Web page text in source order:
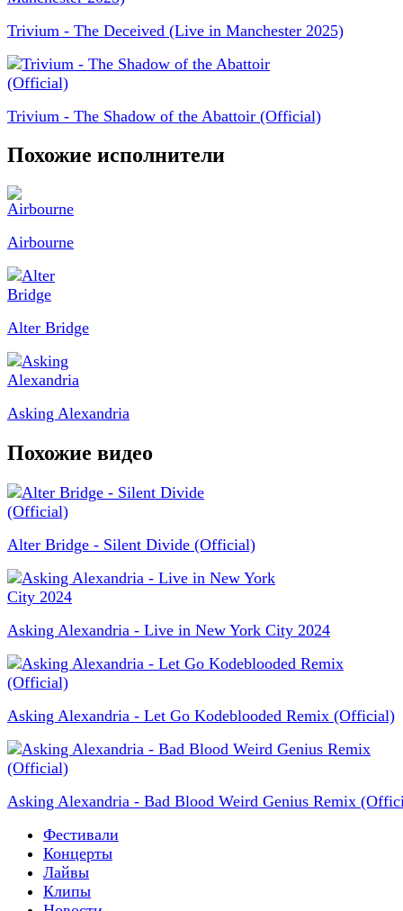
Trivium - The Deceived (Live in Manchester 2025)
Trivium - The Shadow of the Abattoir (Official)
Похожие исполнители
Airbourne
Alter Bridge
Asking Alexandria
Похожие видео
Alter Bridge - Silent Divide (Official)
Asking Alexandria - Live in New York City 2024
Asking Alexandria - Let Go Kodeblooded Remix (Official)
Asking Alexandria - Bad Blood Weird Genius Remix
Фестивали
Концерты
Лайвы
Клипы